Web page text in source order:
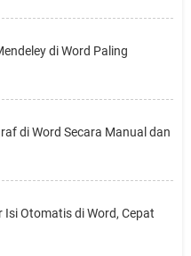
di Word Paling
di Word Secara Manual dan
Otomatis di Word, Cepat